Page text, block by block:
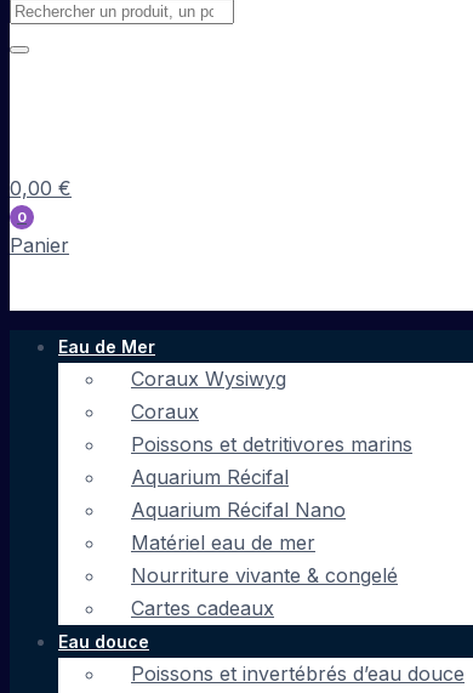
0,00 €
0
Panier
Eau de Mer
Coraux Wysiwyg
Coraux
Poissons et detritivores marins
Aquarium Récifal
Aquarium Récifal Nano
Matériel eau de mer
Nourriture vivante & congelé
Cartes cadeaux
Eau douce
Poissons et invertébrés d’eau douce